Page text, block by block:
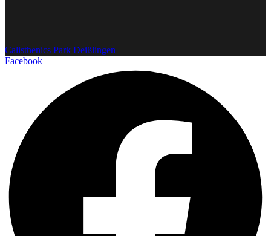
Calisthenics Park Deißlingen
Facebook